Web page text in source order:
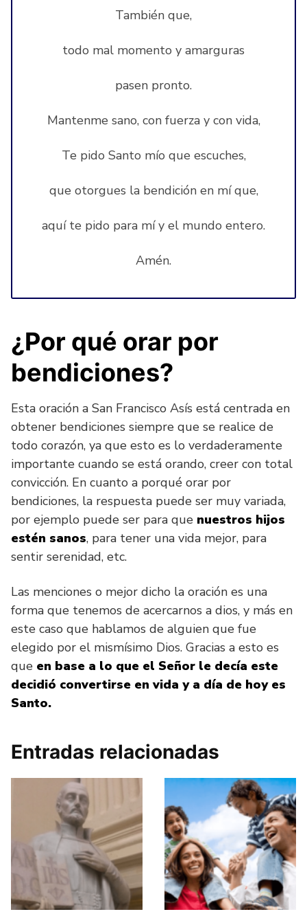
También que,
todo mal momento y amarguras
pasen pronto.
Mantenme sano, con fuerza y con vida,
Te pido Santo mío que escuches,
que otorgues la bendición en mí que,
aquí te pido para mí y el mundo entero.
Amén.
¿Por qué orar por
bendiciones?
Esta oración a San Francisco Asís está centrada en
obtener bendiciones siempre que se realice de
todo corazón, ya que esto es lo verdaderamente
importante cuando se está orando, creer con total
convicción. En cuanto a porqué orar por
bendiciones, la respuesta puede ser muy variada,
por ejemplo puede ser para que nuestros hijos
estén sanos, para tener una vida mejor, para
sentir serenidad, etc.
Las menciones o mejor dicho la oración es una
forma que tenemos de acercarnos a dios, y más en
este caso que hablamos de alguien que fue
elegido por el mismísimo Dios. Gracias a esto es
que en base a lo que el Señor le decía este
decidió convertirse en vida y a día de hoy es
Santo.
Entradas relacionadas